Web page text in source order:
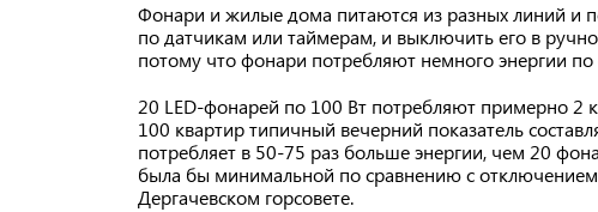
Фонари и жилые дома питаются из разных линий и
по датчикам или таймерам, и выключить его в
потому что фонари потребляют немного энергии
20 LED-фонарей по 100 Вт потребляют примерно 2
100 квартир типичный вечерний показатель
потребляет в 50-75 раз больше энергии, чем 20
была бы минимальной по сравнению с
Дергачевском горсовете.